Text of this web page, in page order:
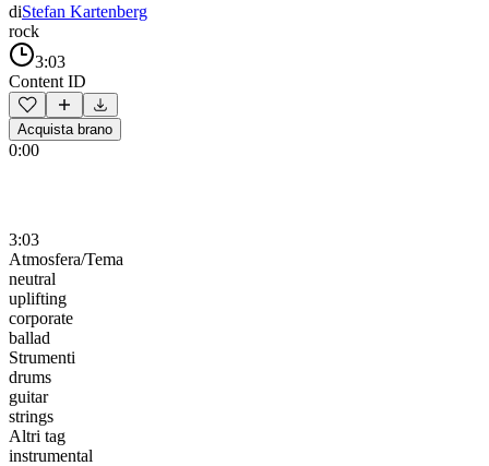
diStefan Kartenberg
rock
3:03
Content ID
Acquista brano
0:00
3:03
Atmosfera/Tema
neutral
uplifting
corporate
ballad
Strumenti
drums
guitar
strings
Altri tag
instrumental